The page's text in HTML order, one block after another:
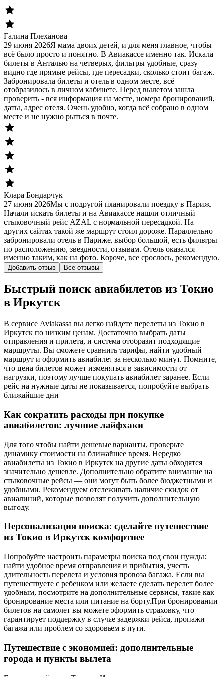
Галина Плеханова
29 июня 2026Я мама двоих детей, и для меня главное, чтобы
всё было просто и понятно. В Авиакассе именно так. Искала
билеты в Анталью на четверых, фильтры удобные, сразу
видно где прямые рейсы, где пересадки, сколько стоит багаж.
Забронировала билеты и отель в одном месте, всё
отобразилось в личном кабинете. Перед вылетом зашла
проверить - вся информация на месте, номера бронирований,
даты, адрес отеля. Очень удобно, когда всё собрано в одном
месте и не нужно рыться в почте.
Клара Бондарчук
27 июня 2026Мы с подругой планировали поездку в Париж.
Начали искать билеты и на Авиакассе нашли отличный
стыковочный рейс AZAL с нормальной пересадкой. На
других сайтах такой же маршрут стоил дороже. Параллельно
забронировали отель в Париже, выбор большой, есть фильтры
по расположению, звездности, отзывам. Отель оказался
именно таким, как на фото. Короче, все срослось, рекомендую.
Добавить отзыв Все отзывы
Быстрый поиск авиабилетов из Токио
в Иркутск
В сервисе Aviakassa вы легко найдете перелеты из Токио в
Иркутск по низким ценам. Достаточно выбрать даты
отправления и прилета, и система отобразит подходящие
маршруты. Вы сможете сравнить тарифы, найти удобный
маршрут и оформить авиабилет за несколько минут. Помните,
что цена билетов может изменяться в зависимости от
нагрузки, поэтому лучше покупать авиабилет заранее. Если
рейс на нужные даты не показывается, попробуйте выбрать
ближайшие дни
Как сократить расходы при покупке
авиабилетов: лучшие лайфхаки
Для того чтобы найти дешевые варианты, проверьте
динамику стоимости на ближайшее время. Нередко
авиабилеты из Токио в Иркутск на другие даты обходятся
значительно дешевле. Дополнительно обратите внимание на
стыковочные рейсы — они могут быть более бюджетными и
удобными. Рекомендуем отслеживать наличие скидок от
авиалиний, которые позволят получить дополнительную
выгоду.
Персонализация поиска: сделайте путешествие
из Токио в Иркутск комфортнее
Попробуйте настроить параметры поиска под свои нужды:
найти удобное время отправления и прибытия, учесть
длительность перелета и условия провоза багажа. Если вы
путешествуете с ребенком или желаете сделать перелет более
удобным, посмотрите на дополнительные сервисы, такие как
бронирование места или питание на борту.При бронировании
билетов на самолет вы можете оформить страховку, что
гарантирует поддержку в случае задержки рейса, пропажи
багажа или проблем со здоровьем в пути.
Путешествие с экономией: дополнительные
города и пункты вылета